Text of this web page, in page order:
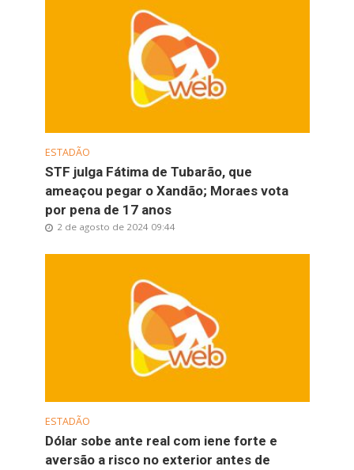
ESTADÃO
STF julga Fátima de Tubarão, que
ameaçou pegar o Xandão; Moraes vota
por pena de 17 anos
2 de agosto de 2024 09:44
ESTADÃO
Dólar sobe ante real com iene forte e
aversão a risco no exterior antes de